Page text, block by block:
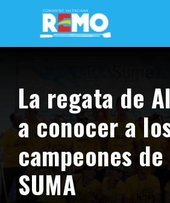
La regata de
a conocer a
campeones
SUMA